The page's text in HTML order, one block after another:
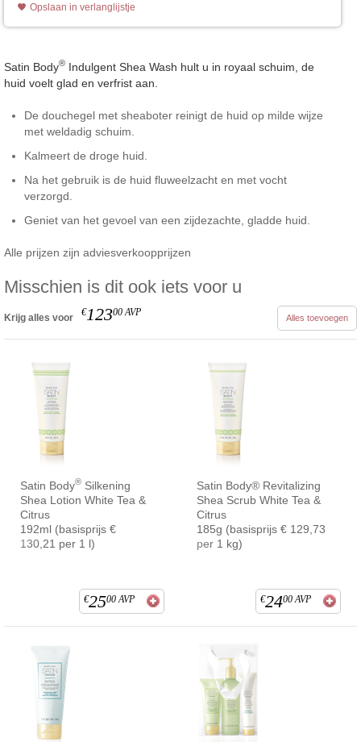
Opslaan in verlanglijstje
Satin Body® Indulgent Shea Wash hult u in royaal schuim, de
huid voelt glad en verfrist aan.
De douchegel met sheaboter reinigt de huid op milde wijze
met weldadig schuim.
Kalmeert de droge huid.
Na het gebruik is de huid fluweelzacht en met vocht
verzorgd.
Geniet van het gevoel van een zijdezachte, gladde huid.
Alle prijzen zijn adviesverkoopprijzen
Misschien is dit ook iets voor u
Krijg alles voor €12300 AVP Alles toevoegen
Satin Body® Silkening
Shea Lotion White Tea &
Citrus
192ml (basisprijs €
130,21 per 1 l)
€2500 AVP
Satin Body® Revitalizing
Shea Scrub White Tea &
Citrus
185g (basisprijs € 129,73
per 1 kg)
€2400 AVP